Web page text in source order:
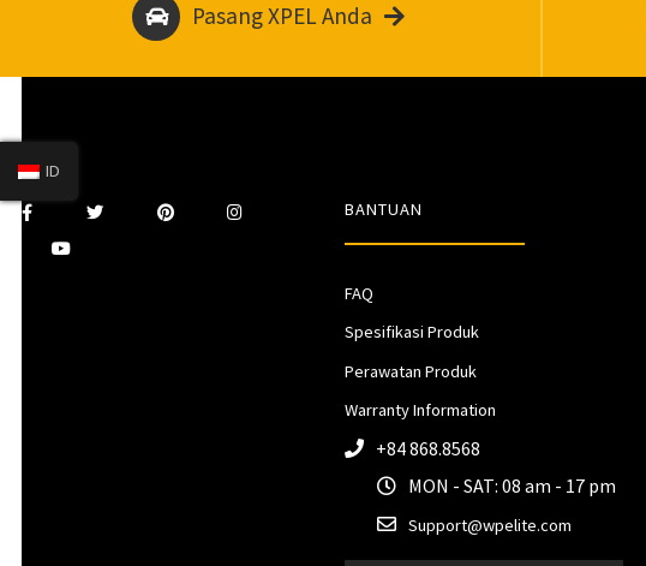
Pasang XPEL Anda
BANTUAN
FAQ
Spesifikasi Produk
Perawatan Produk
Warranty Information
+84 868.8568
MON - SAT: 08 am - 17 pm
Support@wpelite.com
ID